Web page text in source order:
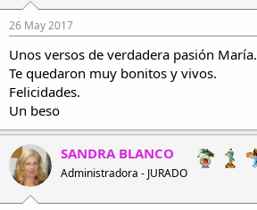
26 May 2017
Unos versos de verdadera pasión María.
Te quedaron muy bonitos y vivos.
Felicidades.
Un beso
SANDRA BLANCO
Administradora - JURADO